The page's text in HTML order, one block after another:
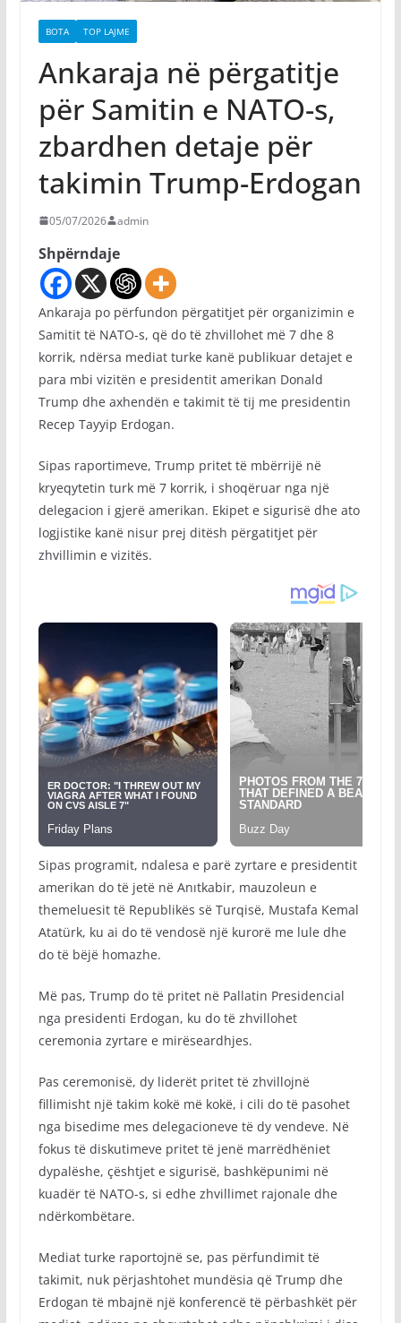
BOTA TOP LAJME
Ankaraja në përgatitje
për Samitin e NATO-s,
zbardhen detaje për
takimin Trump-Erdogan
05/07/2026 admin
Shpërndaje
Ankaraja po përfundon përgatitjet për organizimin e
Samitit të NATO-s, që do të zhvillohet më 7 dhe 8
korrik, ndërsa mediat turke kanë publikuar detajet e
para mbi vizitën e presidentit amerikan Donald
Trump dhe axhendën e takimit të tij me presidentin
Recep Tayyip Erdogan.
Sipas raportimeve, Trump pritet të mbërrijë në
kryeqytetin turk më 7 korrik, i shoqëruar nga një
delegacion i gjerë amerikan. Ekipet e sigurisë dhe ato
logjistike kanë nisur prej ditësh përgatitjet për
zhvillimin e vizitës.
Sipas programit, ndalesa e parë zyrtare e presidentit
amerikan do të jetë në Anıtkabir, mauzoleun e
themeluesit të Republikës së Turqisë, Mustafa Kemal
Atatürk, ku ai do të vendosë një kurorë me lule dhe
do të bëjë homazhe.
Më pas, Trump do të pritet në Pallatin Presidencial
nga presidenti Erdogan, ku do të zhvillohet
ceremonia zyrtare e mirëseardhjes.
Pas ceremonisë, dy liderët pritet të zhvillojnë
fillimisht një takim kokë më kokë, i cili do të pasohet
nga bisedime mes delegacioneve të dy vendeve. Në
fokus të diskutimeve pritet të jenë marrëdhëniet
dypalëshe, çështjet e sigurisë, bashkëpunimi në
kuadër të NATO-s, si edhe zhvillimet rajonale dhe
ndërkombëtare.
Mediat turke raportojnë se, pas përfundimit të
takimit, nuk përjashtohet mundësia që Trump dhe
Erdogan të mbajnë një konferencë të përbashkët për